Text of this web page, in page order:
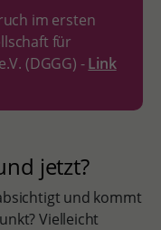
im ersten
für
(DGGG) -Link
jetzt?
und kommt
Vielleicht